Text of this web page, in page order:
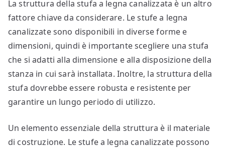
La struttura della stufa a legna canalizzata è un altro
fattore chiave da considerare. Le stufe a legna
canalizzate sono disponibili in diverse forme e
dimensioni, quindi è importante scegliere una stufa
che si adatti alla dimensione e alla disposizione della
stanza in cui sarà installata. Inoltre, la struttura della
stufa dovrebbe essere robusta e resistente per
garantire un lungo periodo di utilizzo.
Un elemento essenziale della struttura è il materiale
di costruzione. Le stufe a legna canalizzate possono